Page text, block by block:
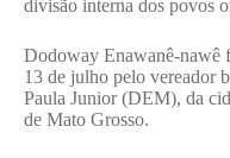
divisão interna dos povos
Dodoway Enawanê-nawê
13 de julho pelo vereador
Paula Junior (DEM), da
de Mato Grosso.